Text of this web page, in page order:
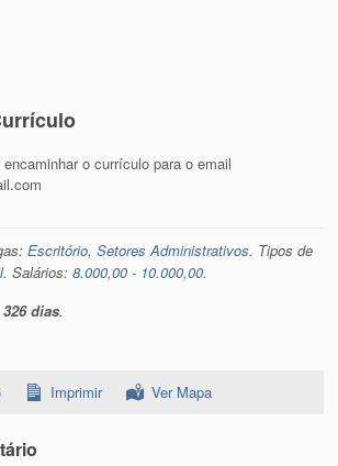
o currículo para o email
Escritório, Setores Administrativos. Tipos de
. Salários:8.000,00 - 10.000,00.
326 dias.
Imprimir Ver Mapa